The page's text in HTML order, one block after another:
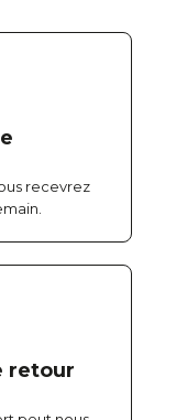
recevrez
retour